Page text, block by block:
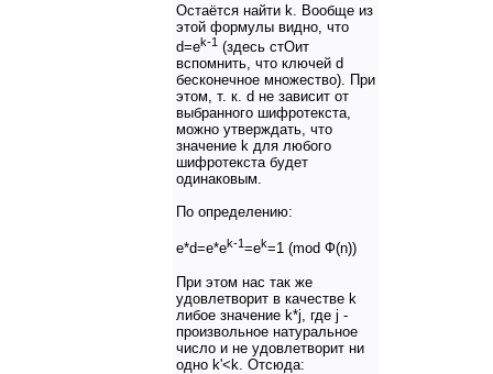
Остаётся найти k. Вообще из
этой формулы видно, что
d=ek-1 (здесь стОит
вспомнить, что ключей d
бесконечное множество). При
этом, т. к. d не зависит от
выбранного шифротекста,
можно утверждать, что
значение k для любого
шифротекста будет
одинаковым.
По определению:
e*d=e*ek-1=ek=1 (mod Ф(n))
При этом нас так же
удовлетворит в качестве k
либое значение k*j, где j -
произвольное натуральное
число и не удовлетворит ни
одно k'<k. Отсюда: